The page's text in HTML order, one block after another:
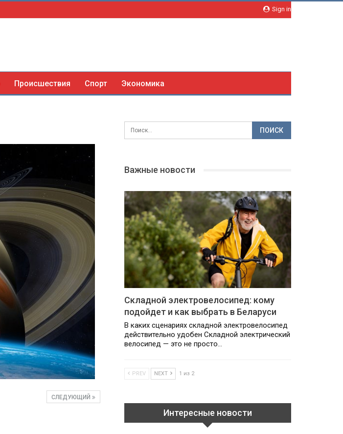
Sign in
Происшествия Спорт Экономика
СЛЕДУЮЩИЙ
Важные новости
Складной электровелосипед: кому
подойдет и как выбрать в Беларуси
В каких сценариях складной электровелосипед
действительно удобен Складной электрический
велосипед — это не просто…
PREV NEXT 1 из 2
Интересные новости